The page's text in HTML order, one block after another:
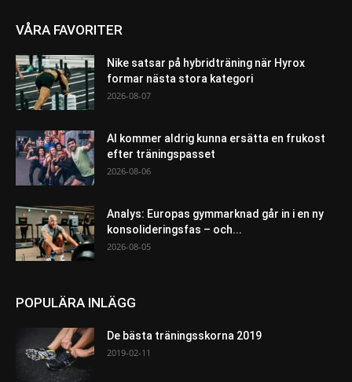
VÅRA FAVORITER
Nike satsar på hybridträning när Hyrox
formar nästa stora kategori
2026-08-07
AI kommer aldrig kunna ersätta en frukost
efter träningspasset
2026-08-06
Analys: Europas gymmarknad går in i en ny
konsolideringsfas – och...
2026-08-05
POPULÄRA INLÄGG
De bästa träningsskorna 2019
2019-02-11